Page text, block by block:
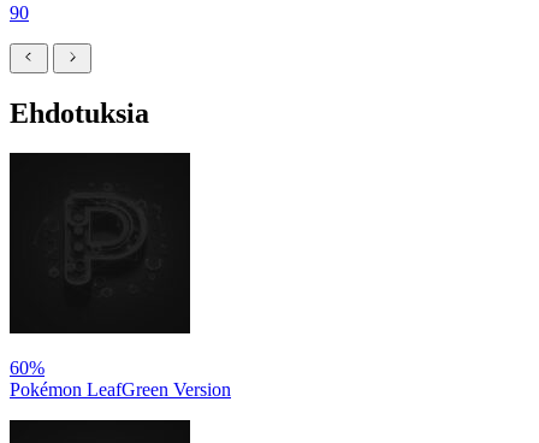
90
Ehdotuksia
60%
Pokémon LeafGreen Version